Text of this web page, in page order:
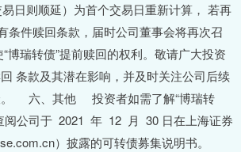
日则顺延）为首个交易日重新计算， 若再
条件赎回条款，届时公司董事会将再次召
博瑞转债”提前赎回的权利。敬请广大投资
条款及其潜在影响，并及时关注公司后续
。 六、其他 投资者如需了解“博瑞转
阅公司于 2021 年 12 月 30 日在上海证券
）披露的可转债募集说明书。